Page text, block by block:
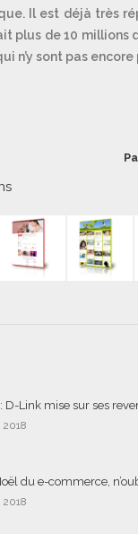
Il est déjà très
plus de 10 millions
n’y sont pas encore
D-Link mise sur ses
2018
du e-commerce,
2018